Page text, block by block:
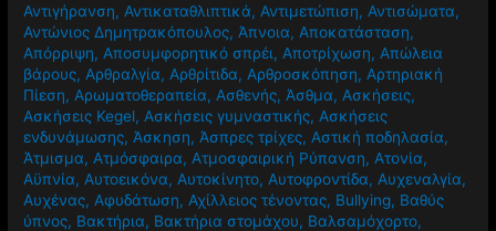
Αντιγήρανση, Αντικαταθλιπτικά, Αντιμετώπιση, Αντισώματα,
Αντώνιος Δημητρακόπουλος, Άπνοια, Αποκατάσταση,
Απόρριψη, Αποσυμφορητικό σπρέι, Αποτρίχωση, Απώλεια
βάρους, Αρθραλγία, Αρθρίτιδα, Αρθροσκόπηση, Αρτηριακή
Πίεση, Αρωματοθεραπεία, Ασθενής, Άσθμα, Ασκήσεις,
Ασκήσεις Kegel, Ασκήσεις γυμναστικής, Ασκήσεις
ενδυνάμωσης, Άσκηση, Άσπρες τρίχες, Αστική ποδηλασία,
Άτμισμα, Ατμόσφαιρα, Ατμοσφαιρική Ρύπανση, Ατονία,
Αϋπνία, Αυτοεικόνα, Αυτοκίνητο, Αυτοφροντίδα, Αυχεναλγία,
Αυχένας, Αφυδάτωση, Αχίλλειος τένοντας, Βullying, Βαθύς
ύπνος, Βακτήρια, Βακτήρια στομάχου, Βαλσαμόχορτο,